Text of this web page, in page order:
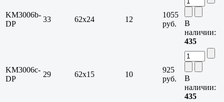
KM3006b-
DP
33 62х24 12
1055
руб.
В
наличии:
435
KM3006c-
DP
29 62х15 10
925
руб.
В
наличии:
435